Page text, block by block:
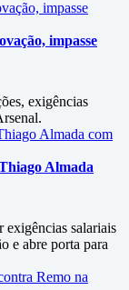
impasse
exigências
Almada
exigências salariais
e abre porta para